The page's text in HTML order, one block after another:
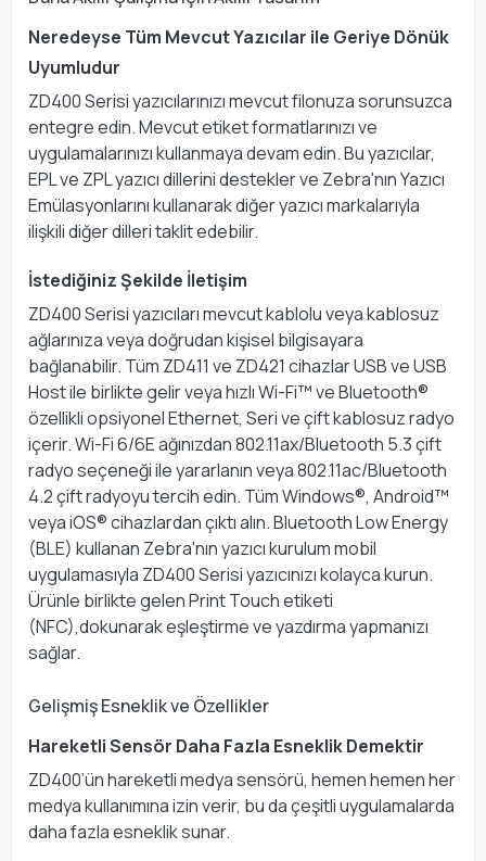
Neredeyse Tüm Mevcut Yazıcılar ile Geriye Dönük
Uyumludur
ZD400 Serisi yazıcılarınızı mevcut filonuza sorunsuzca
entegre edin. Mevcut etiket formatlarınızı ve
uygulamalarınızı kullanmaya devam edin. Bu yazıcılar,
EPL ve ZPL yazıcı dillerini destekler ve Zebra'nın Yazıcı
Emülasyonlarını kullanarak diğer yazıcı markalarıyla
ilişkili diğer dilleri taklit edebilir.
İstediğiniz Şekilde İletişim
ZD400 Serisi yazıcıları mevcut kablolu veya kablosuz
ağlarınıza veya doğrudan kişisel bilgisayara
bağlanabilir. Tüm ZD411 ve ZD421 cihazlar USB ve USB
Host ile birlikte gelir veya hızlı Wi-Fi™ ve Bluetooth®
özellikli opsiyonel Ethernet, Seri ve çift kablosuz radyo
içerir. Wi-Fi 6/6E ağınızdan 802.11ax/Bluetooth 5.3 çift
radyo seçeneği ile yararlanın veya 802.11ac/Bluetooth
4.2 çift radyoyu tercih edin. Tüm Windows®, Android™
veya iOS® cihazlardan çıktı alın. Bluetooth Low Energy
(BLE) kullanan Zebra'nın yazıcı kurulum mobil
uygulamasıyla ZD400 Serisi yazıcınızı kolayca kurun.
Ürünle birlikte gelen Print Touch etiketi
(NFC),dokunarak eşleştirme ve yazdırma yapmanızı
sağlar.
Gelişmiş Esneklik ve Özellikler
Hareketli Sensör Daha Fazla Esneklik Demektir
ZD400’ün hareketli medya sensörü, hemen hemen her
medya kullanımına izin verir, bu da çeşitli uygulamalarda
daha fazla esneklik sunar.